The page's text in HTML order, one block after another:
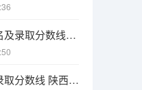
长沙的大学排名及录取分数线（长沙大学招生分数线）
陕西最新大学录取分数线 陕西省2025年各院校最低高考录取分数线